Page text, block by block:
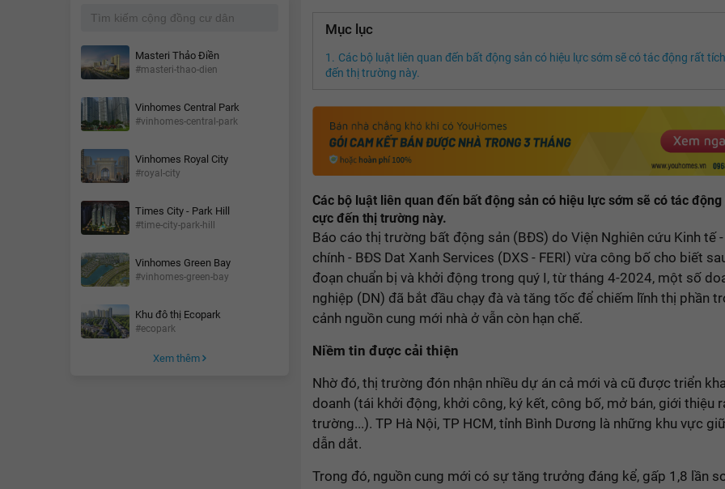
Masteri Thảo Điền
#masteri-thao-dien
Vinhomes Central Park
#vinhomes-central-park
Vinhomes Royal City
#royal-city
Times City - Park Hill
#time-city-park-hill
Vinhomes Green Bay
#vinhomes-green-bay
Khu đô thị Ecopark
#ecopark
Xem thêm
Mục lục
Các bộ luật liên quan đến bất động sản có hiệu lực sớm sẽ có tác động rất
đến thị trường này.
Các bộ luật liên quan đến bất động sản có hiệu lực sớm sẽ có tác
cực đến thị trường này.
Báo cáo thị trường bất động sản (BĐS) do Viện Nghiên cứu Kinh tế -
chính - BĐS Dat Xanh Services (DXS - FERI) vừa công bố cho biết
đoạn chuẩn bị và khởi động trong quý I, từ tháng 4-2024, một số
nghiệp (DN) đã bắt đầu chạy đà và tăng tốc để chiếm lĩnh thị phần
cảnh nguồn cung mới nhà ở vẫn còn hạn chế.
Niềm tin được cải thiện
Nhờ đó, thị trường đón nhận nhiều dự án cả mới và cũ được triển
doanh (tái khởi động, khởi công, ký kết, công bố, mở bán, giới thiệu
trường...). TP Hà Nội, TP HCM, tỉnh Bình Dương là những khu vực
dẫn dắt.
Trong đó, nguồn cung mới có sự tăng trưởng đáng kể, gấp 1,8 lần